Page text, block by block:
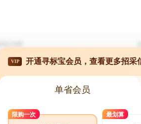
VIP 开通寻标宝会员，查看更多招采
单省会员
限购一次 最划算